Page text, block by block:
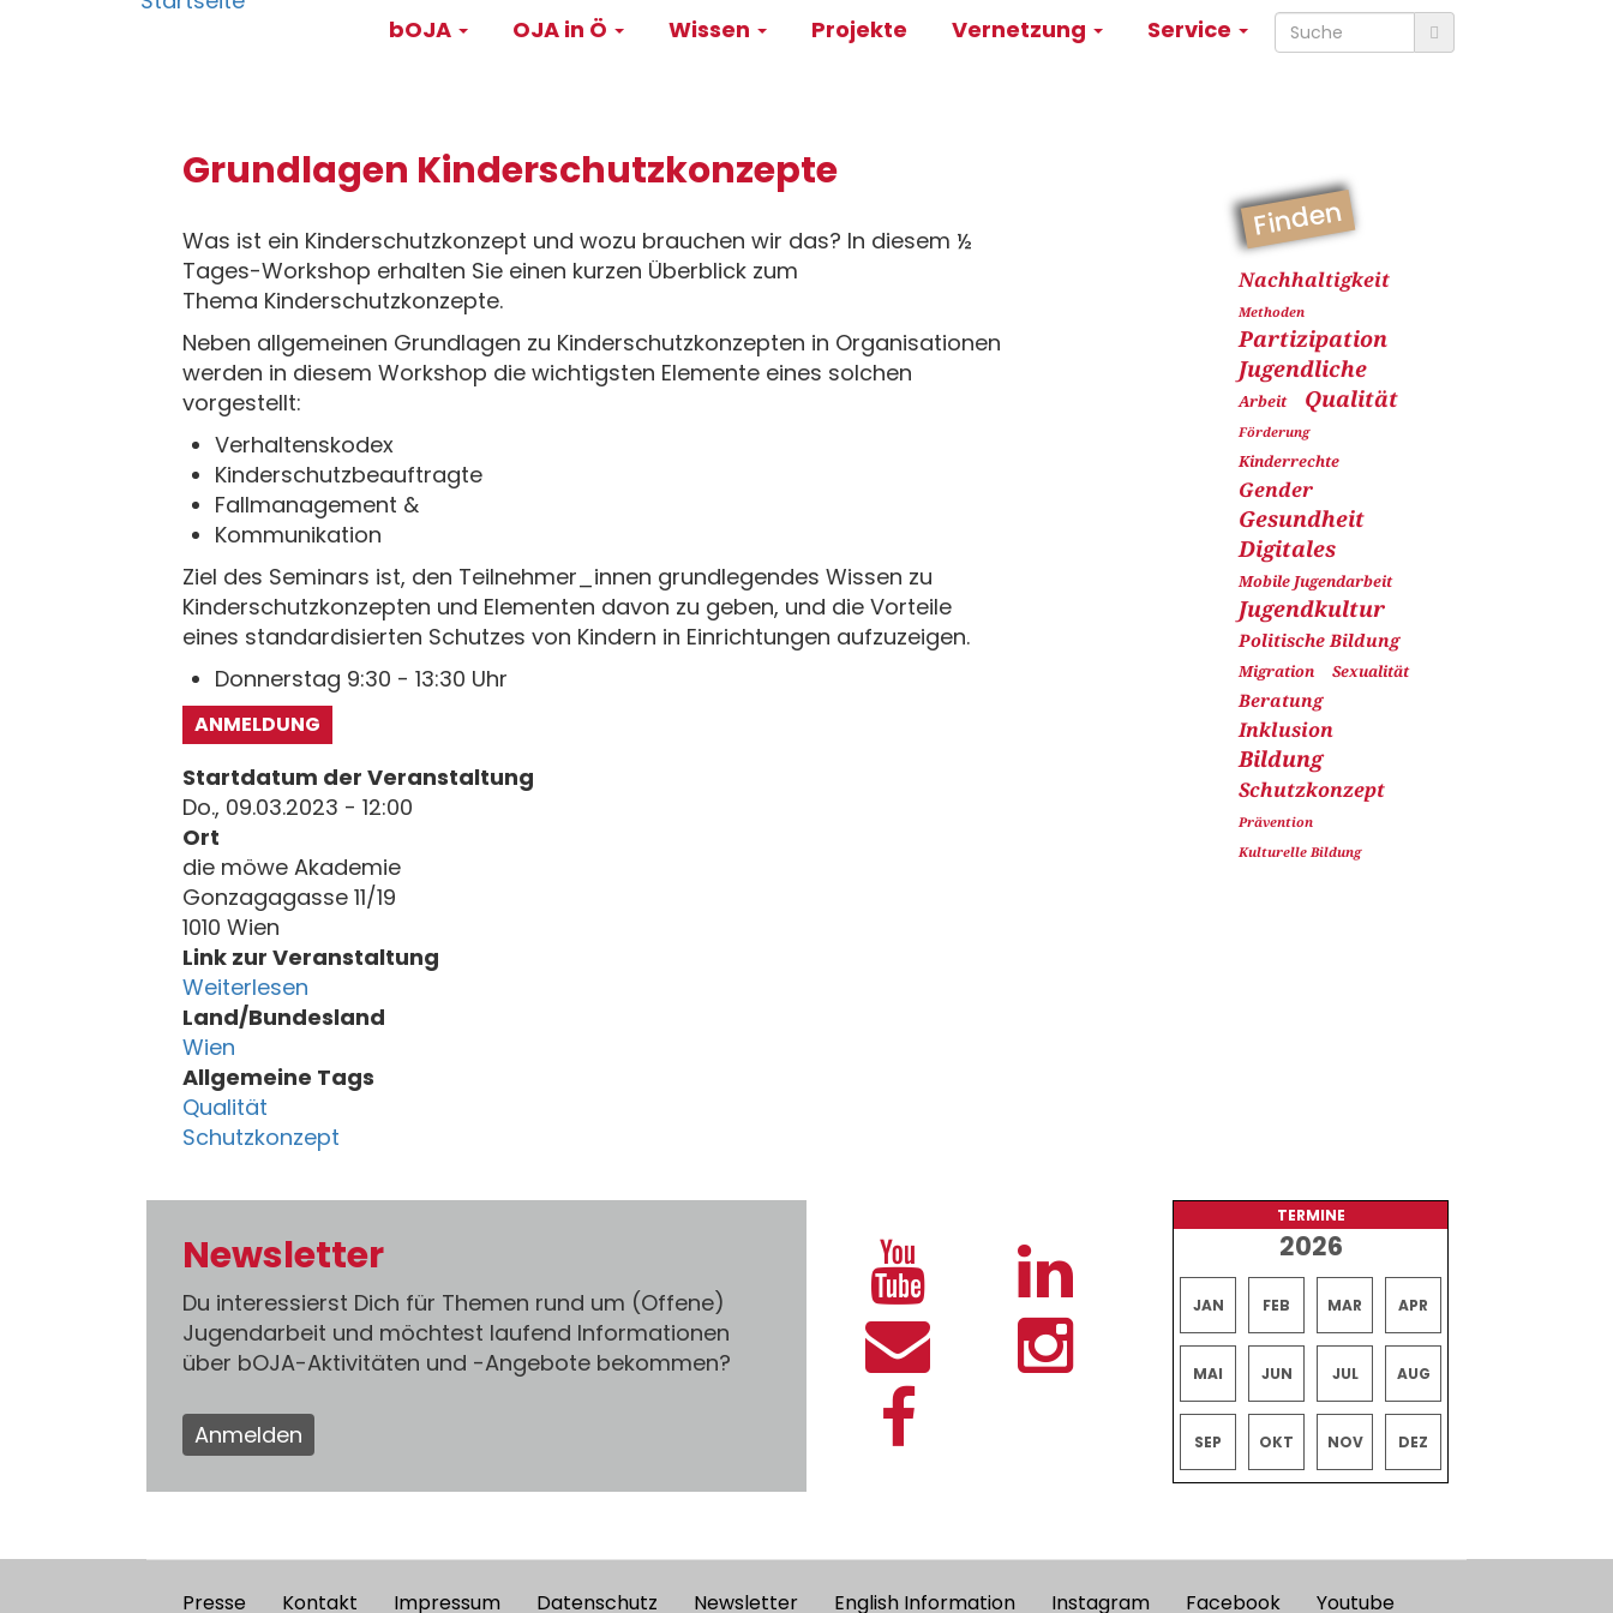
Main
bOJA OJA in Ö Wissen Projekte Vernetzung Service
Grundlagen Kinderschutzkonzepte
Was ist ein Kinderschutzkonzept und wozu brauchen wir das? In diesem ½
Tages-Workshop erhalten Sie einen kurzen Überblick zum
Thema Kinderschutzkonzepte.
Neben allgemeinen Grundlagen zu Kinderschutzkonzepten in Organisationen
werden in diesem Workshop die wichtigsten Elemente eines solchen
vorgestellt:
Verhaltenskodex
Kinderschutzbeauftragte
Fallmanagement &
Kommunikation
Ziel des Seminars ist, den Teilnehmer_innen grundlegendes Wissen zu
Kinderschutzkonzepten und Elementen davon zu geben, und die Vorteile
eines standardisierten Schutzes von Kindern in Einrichtungen aufzuzeigen.
Donnerstag 9:30 - 13:30 Uhr
ANMELDUNG
Startdatum der Veranstaltung
Do., 09.03.2023 - 12:00
Ort
die möwe Akademie
Gonzagagasse 11/19
1010 Wien
Link zur Veranstaltung
Weiterlesen
Land/Bundesland
Wien
Allgemeine Tags
Qualität
Schutzkonzept
Finden
Nachhaltigkeit
Methoden
Partizipation
Jugendliche
Arbeit Qualität
Förderung
Kinderrechte
Gender
Gesundheit
Digitales
Mobile Jugendarbeit
Jugendkultur
Politische Bildung
Migration Sexualität
Beratung
Inklusion
Bildung
Schutzkonzept
Prävention
Kulturelle Bildung
Newsletter
Du interessierst Dich für Themen rund um (Offene)
Jugendarbeit und möchtest laufend Informationen
über bOJA-Aktivitäten und -Angebote bekommen?
Anmelden
TERMINE
2026
JAN FEB MAR APR
MAI JUN JUL AUG
SEP OKT NOV DEZ
Presse Kontakt Impressum Datenschutz Newsletter English Information Instagram Facebook Youtube